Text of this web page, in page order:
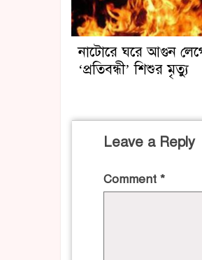
নাটোরে ঘরে আগুন
‘প্রতিবন্ধী’ শিশুর মৃত্যু
Leave a Reply
Comment *